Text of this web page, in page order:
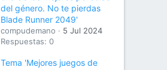
del género. No te pierdas
Blade Runner 2049'
compudemano
5 Jul 2024
Respuestas: 0
Tema 'Mejores juegos de